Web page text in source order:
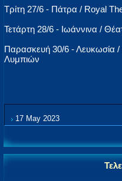
Τρίτη 27/6 - Πάτρα / Royal
Τετάρτη 28/6 - Ιωάννινα /
Παρασκευή 30/6 - Λευκωσία /
Λυμπιών
17 May 2023